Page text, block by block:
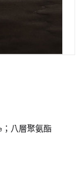
；八層聚氨酯